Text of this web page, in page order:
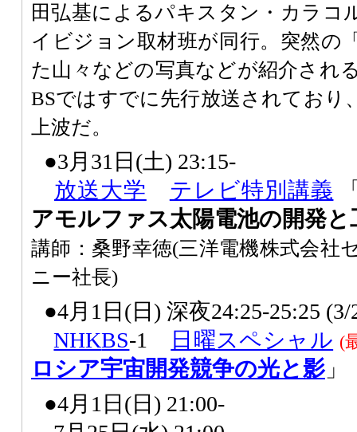
田弘基によるパキスタン・カラコ
イビジョン取材班が同行。突然の
た山々などの写真などが紹介され
BSではすでに先行放送されており
上波だ。
●3月31日(土) 23:15-
放送大学
テレビ特別講義
アモルファス太陽電池の開発と
講師：桑野幸徳(三洋電機株式会社
ニー社長)
●4月1日(日) 深夜24:25-25:25
NHKBS-1 日曜スペシャル (
ロシア宇宙開発競争の光と影」
●4月1日(日) 21:00-